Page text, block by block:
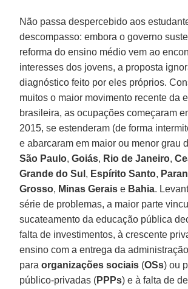
Não passa despercebido aos
descompasso: embora o governo
reforma do ensino médio vem ao
interesses dos jovens, a proposta
diagnóstico feito por eles próprios.
muitos o maior movimento recente da
brasileira, as ocupações começaram
2015, se estenderam (de forma
e abarcaram em maior ou menor grau
São Paulo,Goiás, Rio de Janeiro,
Grande do Sul , Espírito Santo,
Grosso, Minas Gerais e Bahia.
série de problemas, a maior parte
sucateamento da educação pública
falta de investimentos, à crescente
ensino com a entrega da
paraorganizações sociais (OSs) ou
público-privadas (PPPs) e à falta de